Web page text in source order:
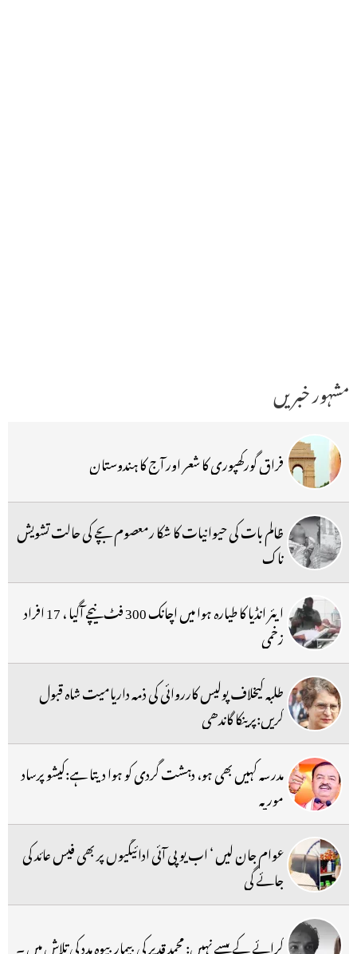
مشہور خبریں
فراق گورکھپوری کا شعر اور آج کا ہندوستان
ظالم بات کی حیوانیات کا شکا رمعصوم بچے کی حالت تشویش
ناک
ایئر انڈیا کا طیارہ ہوا میں اچانک 300 فٹ نیچے آگیا ، 17 افراد
زخمی
طلبہ کیخلاف پولیس کارروائی کی ذمہ داریامیت شاہ قبول
کریں:پرینکا گاندھی
مدرسہ کہیں بھی ہو، دہشت گردی کو ہوا دیتا ہے:کیشو پرساد
موریہ
عوام جان لیں ‘ اب یو پی آئی ادائیگیوں پر بھی فیس عائد کی
جائے گی
کرائے کے پیسے نہیں: محمد قدیر کی بیمار بیوہ مدد کی تلاش میں ۔